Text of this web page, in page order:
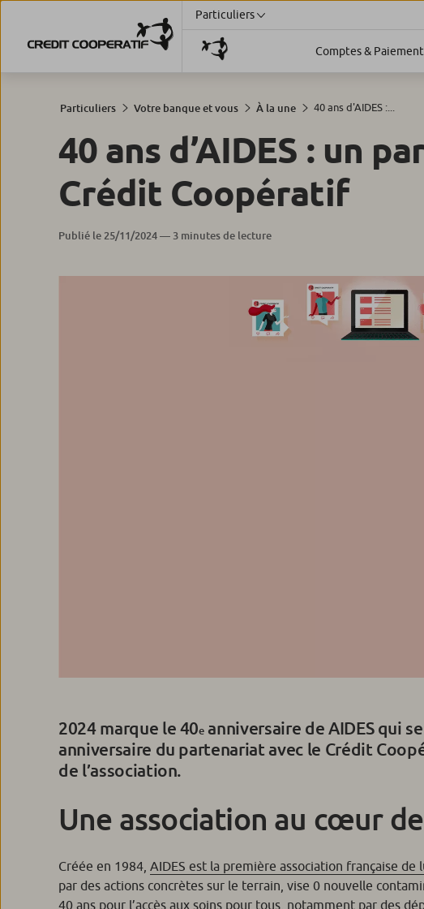
Particuliers
Comptes &
Particuliers Votre banque et vous À la une 40 ans d'AIDES :...
40 ans d’AIDES : un
Crédit Coopératif
Publié le 25/11/2024 — 3 minutes de lecture
2024 marque le 40eanniversaire de AIDES qui
anniversaire du partenariat avec le Crédit
de l’association.
Une association au cœur
Créée en 1984, AIDES est la première association française
par des actions concrètes sur le terrain, vise 0 nouvelle
40 ans pour l’accès aux soins pour tous, notamment par des